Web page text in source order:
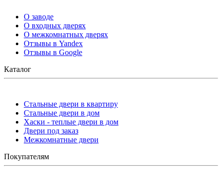
О заводе
О входных дверях
О межкомнатных дверях
Отзывы в Yandex
Отзывы в Google
Каталог
Стальные двери в квартиру
Стальные двери в дом
Хаски - теплые двери в дом
Двери под заказ
Межкомнатные двери
Покупателям